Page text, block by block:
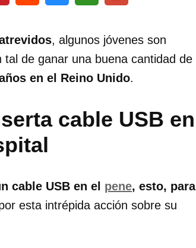
, algunos jóvenes son
de ganar una buena cantidad de
en el Reino Unido.
cable USB en
cable USB en el pene, esto, para
esta intrépida acción sobre su